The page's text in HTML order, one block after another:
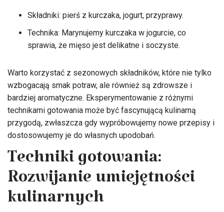
Składniki: pierś z kurczaka, jogurt, przyprawy.
Technika: Marynujemy kurczaka w jogurcie, co
sprawia, że mięso jest delikatne i soczyste.
Warto korzystać z sezonowych składników, które nie tylko
wzbogacają smak potraw, ale również są zdrowsze i
bardziej aromatyczne. Eksperymentowanie z różnymi
technikami gotowania może być fascynującą kulinarną
przygodą, zwłaszcza gdy wypróbowujemy nowe przepisy i
dostosowujemy je do własnych upodobań.
Techniki gotowania:
Rozwijanie umiejętności
kulinarnych